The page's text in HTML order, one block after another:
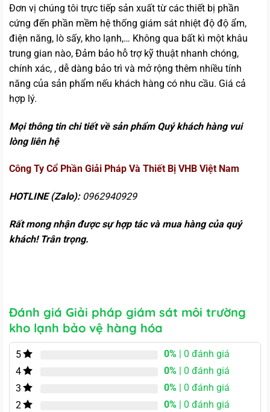
Đơn vị chúng tôi trực tiếp sản xuất từ các thiết bị phần
cứng đến phần mềm hệ thống giám sát nhiệt độ độ ẩm,
điện năng, lò sấy, kho lạnh,… Không qua bất kì một khâu
trung gian nào, Đảm bảo hỗ trợ kỹ thuật nhanh chóng,
chính xác, , dễ dàng bảo trì và mở rộng thêm nhiều tính
năng của sản phẩm nếu khách hàng có nhu cầu. Giá cả
hợp lý.
Mọi thông tin chi tiết về sản phẩm Quý khách hàng vui
lòng liên hệ
Công Ty Cổ Phần Giải Pháp Và Thiết Bị VHB Việt Nam
HOTLINE (Zalo):0962940929
Rất mong nhận được sự hợp tác và mua hàng của quý
khách! Trân trọng.
Đánh giá Giải pháp giám sát môi trường
kho lạnh bảo vệ hàng hóa
5 0% | 0 đánh giá
4
0% | 0 đánh giá
3
0% | 0 đánh giá
2
0% | 0 đánh giá